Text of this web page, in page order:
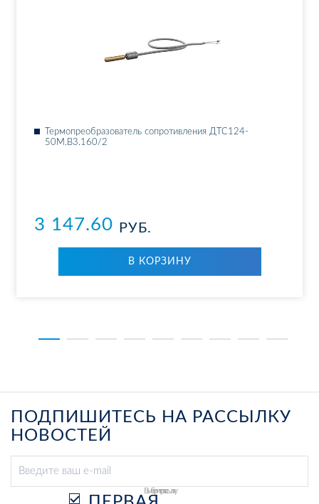
Тер­мо­пре­об­ра­зо­ва­тель со­про­тив­ле­ния ДТ­С124-
50М.В3.160/2
3 147.60 РУБ.
В КОР­ЗИ­НУ
ПОДПИШИТЕСЬ НА РАССЫЛКУ
НОВОСТЕЙ
Выберите рассылку